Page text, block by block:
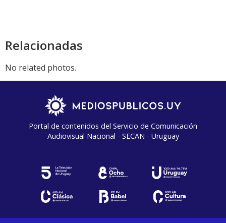
Relacionadas
No related photos.
Portal de contenidos del Servicio de Comunicación
Audiovisual Nacional - SECAN - Uruguay